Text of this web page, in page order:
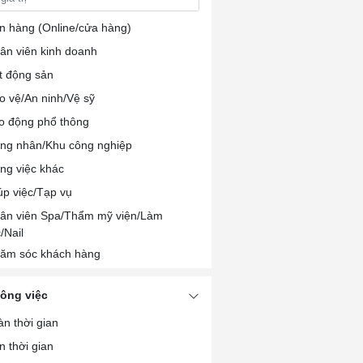
hàng (Online/cửa hàng)
viên kinh doanh
động sản
vệ/An ninh/Vệ sỹ
động phổ thông
nhân/Khu công nghiệp
việc khác
việc/Tạp vụ
viên Spa/Thẩm mỹ viện/Làm
Nail
sóc khách hàng
viên chế biến/Đóng gói thực phẩm
viên nhà hàng/khách sạn
bếp/Pha chế
việc
thời gian
thời gian